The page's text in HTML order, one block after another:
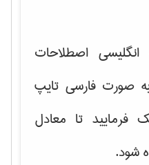
اصطلاحات
صورت فارسی تایپ
تا معادل
شود.